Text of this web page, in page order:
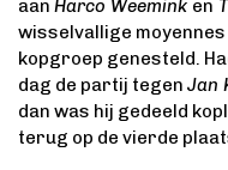
aan Harco Weemink en
wisselvallige
kopgroep genesteld.
dag de partij tegen Jan
dan was hij gedeeld
terug op de vierde